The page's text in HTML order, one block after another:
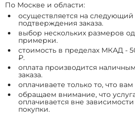
По Москве и области:
осуществляется на следующий
подтверждения заказа.
выбор нескольких размеров
примерки.
стоимость в пределах МКАД -
₽.
оплата производится
заказа.
оплачиваете только то, что
обращаем внимание, что
оплачивается вне
покупки.